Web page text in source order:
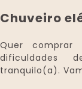
Chuveiro
Quer
dificuldades
tranquilo(a).